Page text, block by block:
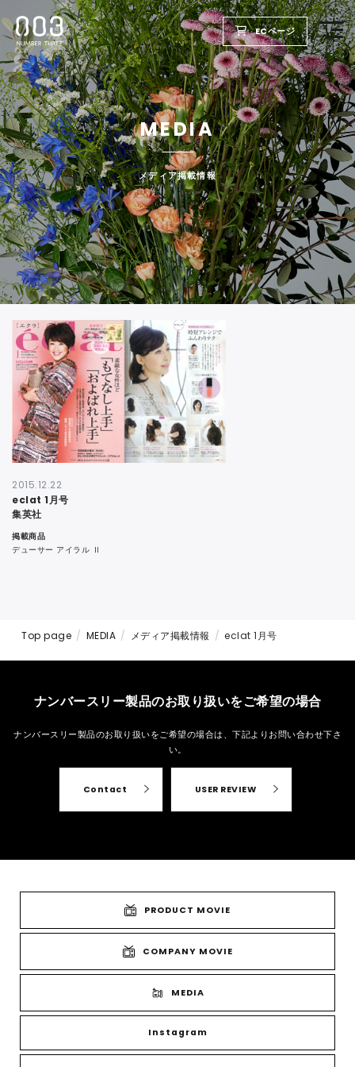
ECページ
MEDIA
メディア掲載情報
2015.12.22
eclat 1月号
集英社
掲載商品
デューサー アイラル Ⅱ
Top page MEDIA メディア掲載情報 eclat 1月号
ナンバースリー製品のお取り扱いをご希望の場合
ナンバースリー製品のお取り扱いをご希望の場合は、 下記よりお問い合わせ下さ
い。
Contact USER REVIEW
PRODUCT MOVIE
COMPANY MOVIE
MEDIA
Instagram
TOP
PRODUCTS
WELLBEING REPORT
FOR SALON
COMPANY
RECRUIT
CONTACT